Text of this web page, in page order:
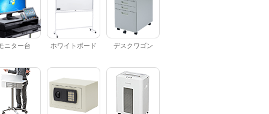
ニター台 ホワイトボード デスクワゴン